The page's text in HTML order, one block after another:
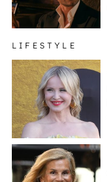
LIFESTYLE